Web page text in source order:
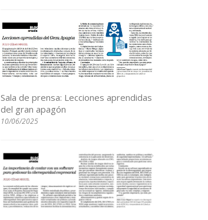
Sala de prensa: Lecciones aprendidas
del gran apagón
10/06/2025